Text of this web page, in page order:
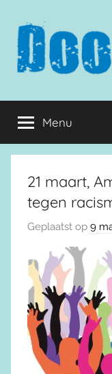
inhoud
springen
Menu
21 maart,
tegen
Geplaatst op 9